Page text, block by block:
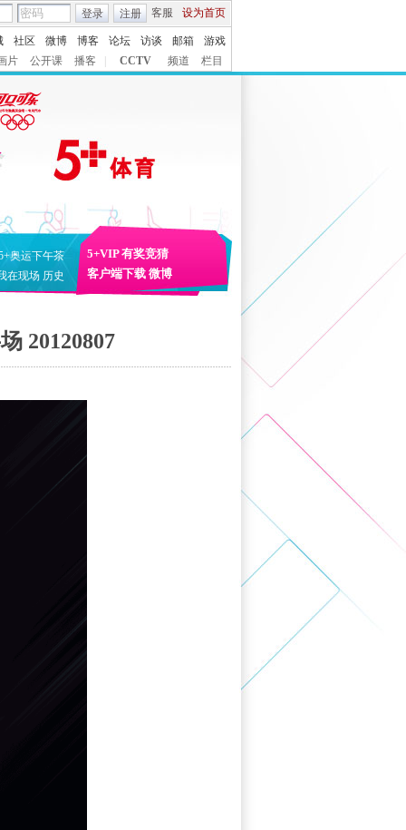
客服 设为首页
登录 注册
社区 微博 博客 论坛 访谈 邮箱
游戏
片
公开课 播客 CCTV 频道 栏目
奥运下午茶
在现场 历史
5+VIP 有奖竞猜
客户端下载 微博
20120807